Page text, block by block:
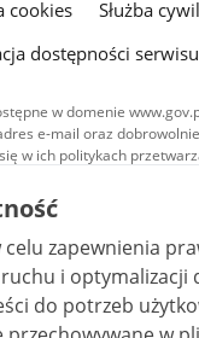
cookies Służba
dostępności
w domenie
e-mail oraz
w ich politykach
Treści tekstowe
udostępniane na
warunkach 4.0 (CC
są udostępniane na
bez utworów zależnych
zapewnienia
i optymalizacji
do potrzeb